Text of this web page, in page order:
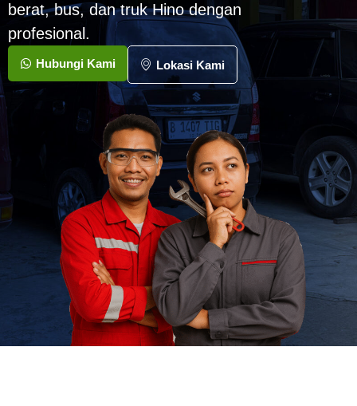
berat, bus, dan truk Hino dengan
profesional.
Hubungi Kami Lokasi Kami